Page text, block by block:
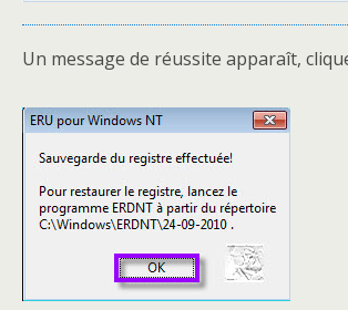
Un message de réussite apparaît,